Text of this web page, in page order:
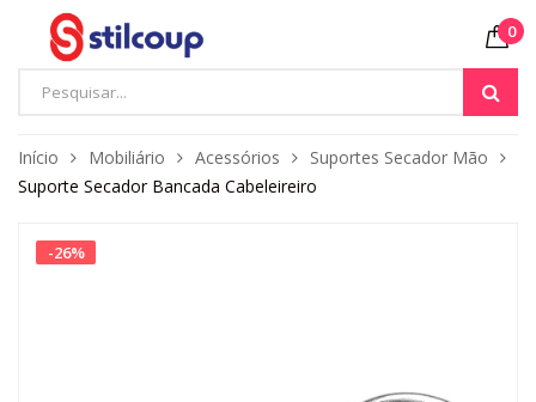
0
Início Mobiliário Acessórios
Suportes Secador Mão
Suporte Secador Bancada Cabeleireiro
-26%